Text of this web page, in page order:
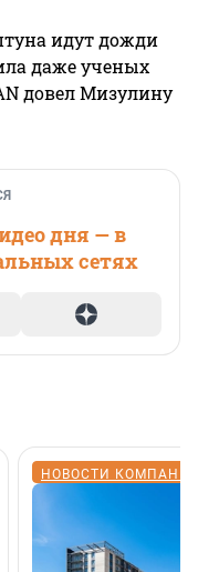
идут дожди
даже ученых
довел Мизулину
дня — в
сетях
НОВОСТИ